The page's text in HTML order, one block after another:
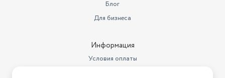
Блог
Для бизнеса
Информация
Условия оплаты